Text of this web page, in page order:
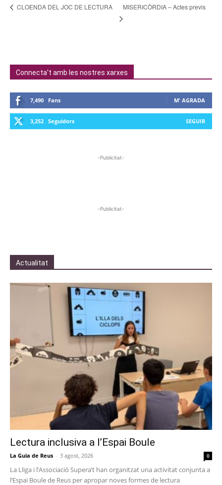
CLOENDA DEL JOC DE LECTURA MISERICÒRDIA – Actes previs
Connecta't amb les nostres xarxes
7,490 Fans M' AGRADA
3,252 Seguidors SEGUIR
-Publicitat-
-Publicitat-
Actualitat
Lectura inclusiva a l’Espai Boule
La Guia de Reus - 3 agost, 2026 0
La Lliga i l’Associació Supera’t han organitzat una activitat conjunta a
l’Espai Boule de Reus per apropar noves formes de lectura